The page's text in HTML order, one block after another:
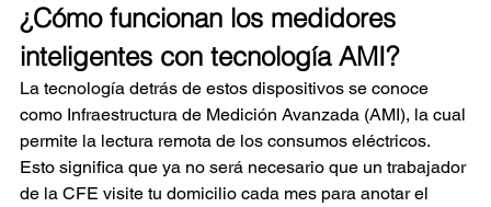
¿Cómo funcionan los medidores
inteligentes con tecnología AMI?
La tecnología detrás de estos dispositivos se conoce
como Infraestructura de Medición Avanzada (AMI), la cual
permite la lectura remota de los consumos eléctricos.
Esto significa que ya no será necesario que un trabajador
de la CFE visite tu domicilio cada mes para anotar el